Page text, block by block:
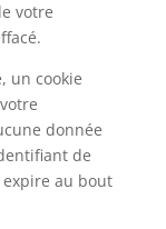
votre
un cookie
donnée
de
expire au bout